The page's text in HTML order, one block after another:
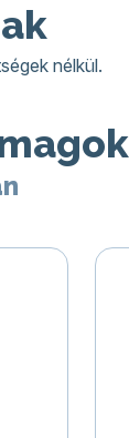
nélkül.